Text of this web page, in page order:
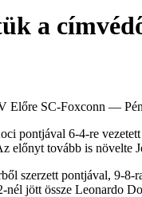
a
Előre SC-Foxconn —
pontjával 6-4-re
előnyt tovább is növelte
szerzett pontjával, 9-
jött össze Leonardo